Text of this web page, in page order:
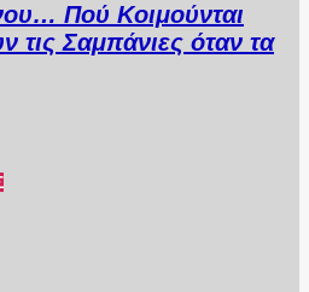
Πού Κοιμούνται
τις Σαμπάνιες όταν τα